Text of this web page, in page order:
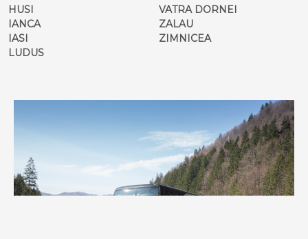
HUSI
IANCA
IASI
LUDUS
VATRA DORNEI
ZALAU
ZIMNICEA